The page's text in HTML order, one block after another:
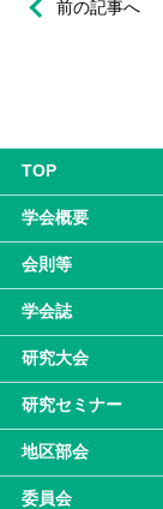
前の記事へ
TOP
学会概要
会則等
学会誌
研究大会
研究セミナー
地区部会
委員会